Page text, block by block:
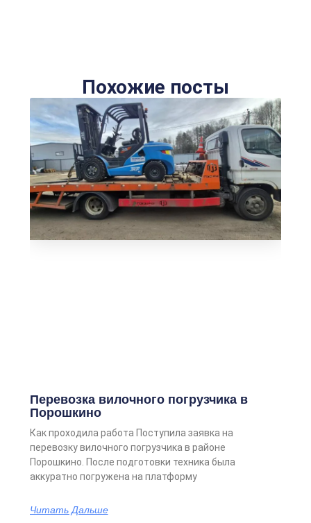
Похожие посты
Перевозка вилочного погрузчика в
Порошкино
Как проходила работа Поступила заявка на
перевозку вилочного погрузчика в районе
Порошкино. После подготовки техника была
аккуратно погружена на платформу
Читать Дальше